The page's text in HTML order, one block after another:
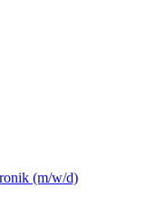
(m/w/d)